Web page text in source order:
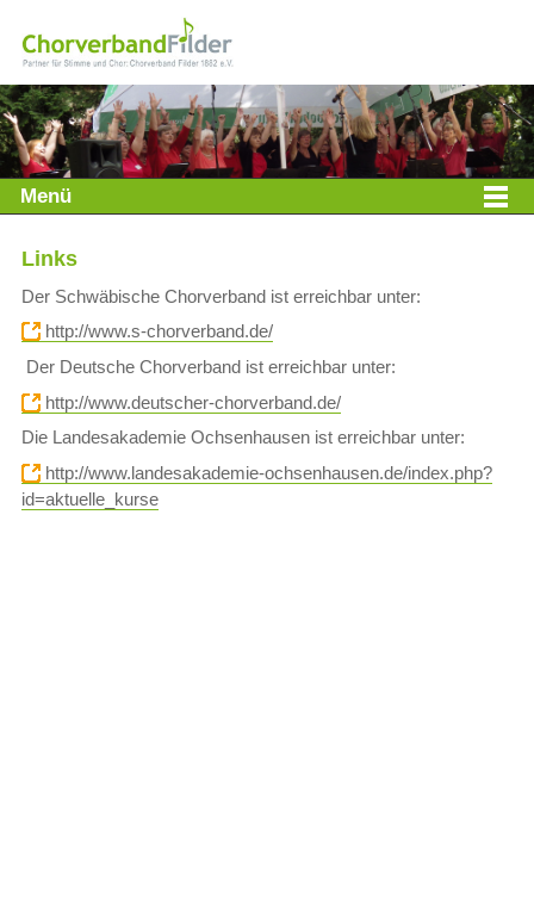
Menü
Links
Der Schwäbische Chorverband ist erreichbar unter:
http://www.s-chorverband.de/
Der Deutsche Chorverband ist erreichbar unter:
http://www.deutscher-chorverband.de/
Die Landesakademie Ochsenhausen ist erreichbar unter:
http://www.landesakademie-ochsenhausen.de/index.php?
id=aktuelle_kurse